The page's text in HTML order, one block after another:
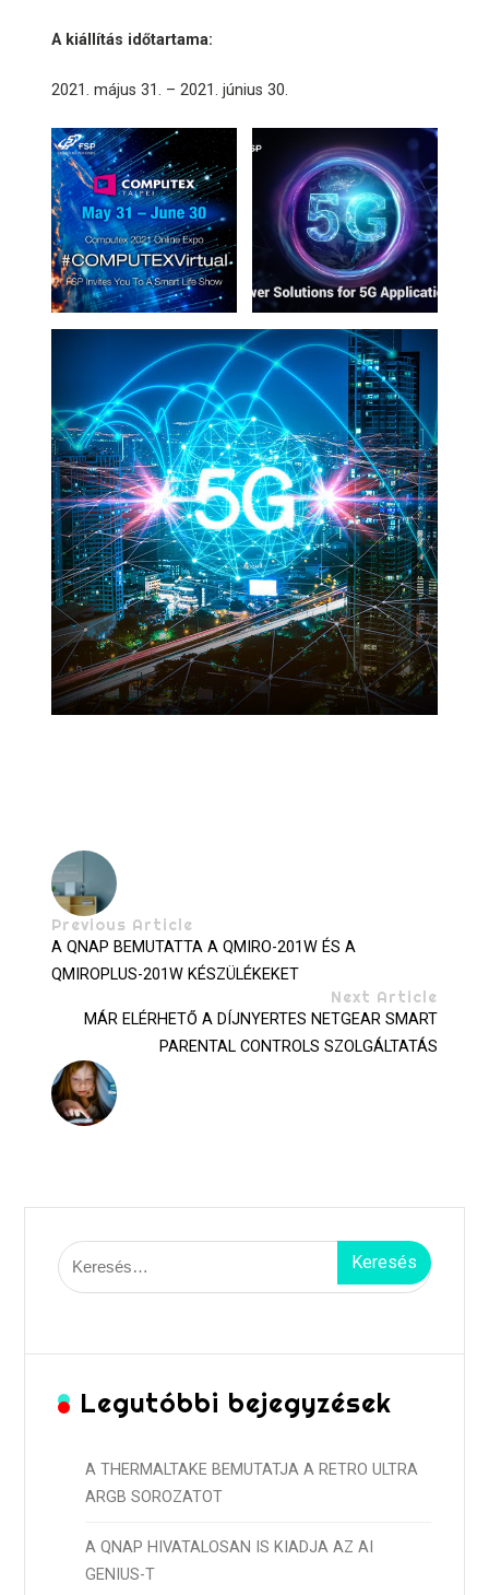
A kiállítás időtartama:
2021. május 31. – 2021. június 30.
Previous Article
A QNAP BEMUTATTA A QMIRO-201W ÉS A
QMIROPLUS-201W KÉSZÜLÉKEKET
Next Article
MÁR ELÉRHETŐ A DÍJNYERTES NETGEAR SMART
PARENTAL CONTROLS SZOLGÁLTATÁS
Keresés:
Legutóbbi bejegyzések
A THERMALTAKE BEMUTATJA A RETRO ULTRA
ARGB SOROZATOT
A QNAP HIVATALOSAN IS KIADJA AZ AI
GENIUS-T